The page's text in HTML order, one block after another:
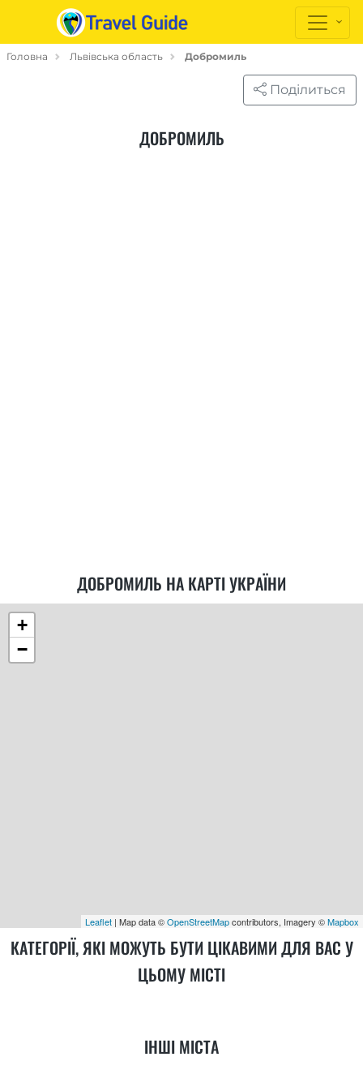
Головна Львівська область Добромиль
Поділиться
ДОБРОМИЛЬ
ДОБРОМИЛЬ НА КАРТІ УКРАЇНИ
+
−
Leaflet | Map data ©OpenStreetMapcontributors, Imagery ©Mapbox
КАТЕГОРІЇ, ЯКІ МОЖУТЬ БУТИ ЦІКАВИМИ ДЛЯ ВАС У
ЦЬОМУ МІСТІ
ІНШІ МІСТА